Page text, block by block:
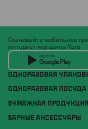
ОДНОРАЗОВАЯ
ОДНОРАЗОВАЯ ПОСУДА
БУМАЖНАЯ ПРОДУКЦИЯ
БАРНЫЕ АКСЕССУАРЫ
Скачивайте мобильное
интернет-магазина Yans